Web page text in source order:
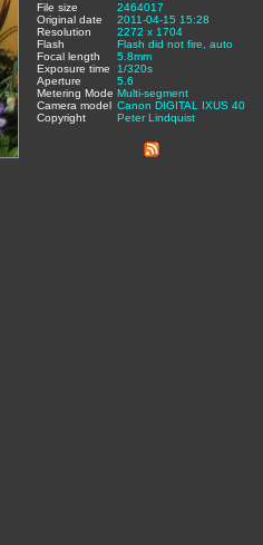
File size
2464017
Original date
2011-04-15 15:28
Resolution
2272 x 1704
Flash
Flash did not fire, auto
Focal length
5.8mm
Exposure time
1/320s
Aperture
5.6
Metering Mode Multi-segment
Camera model Canon DIGITAL IXUS 40
Copyright
Peter Lindquist